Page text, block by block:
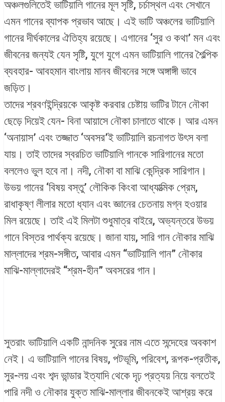
অঞ্চলগুলিতেই ভাটিয়ালি গানের মূল সৃষ্টি, চর্চাস্থল এবং সেখানে
এমন গানের ব্যাপক প্রভাব আছে। এই ভাটি অঞ্চলের ভাটিয়ালি
গানের দীর্ঘকালের ঐতিহ্য রয়েছে। এগানের ‘সুর ও কথা’ মন এবং
জীবনের জন্যই যেন সৃষ্টি, যুগে যুগে এমন ভাটিয়ালি গানের শৈল্পিক
ব্যবহার- আবহমান বাংলায় মানব জীবনের সঙ্গে অঙ্গাঙ্গী ভাবে
জড়িত।
তাদের শ্রবণইন্দ্রিয়কে আকৃষ্ট করবার চেষ্টায় ভাটির টানে নৌকা
ছেড়ে দিয়েই যেন- বিনা আয়াসে নৌকা চালাতে থাকে। আর এমন
‘অনায়াস’ এবং তজ্জাত ‘অবসর’ই ভাটিয়ালি রচনাগত উৎস বলা
যায়। তাই তাদের স্বরচিত ভাটিয়ালি গানকে সারিগানের মতো
বললেও ভুল হবে না। নদী, নৌকা বা মাঝি কেন্দ্রিক সারিগান।
উভয় গানের ‘বিষয় বস্তু’ লৌকিক কিংবা আধ্যাত্মিক প্রেম,
রাধাকৃষ্ণ লীলার মতো ধ্যান এবং জ্ঞানের চেতনায় মগ্ন হওয়ার
মিল রয়েছে। তাই এই মিলটা শুধুমাত্র বাইরে, অভ্যন্তরে উভয়
গানে বিস্তর পার্থক্য রয়েছে। জানা যায়, সারি গান নৌকার মাঝি
মাল্লাদের শ্রম-সঙ্গীত, আবার এমন “ভাটিয়ালি গান” নৌকার
মাঝি-মাল্লাদেরই “শ্রম-হীন” অবসরের গান।
সুতরাং ভাটিয়ালি একটি নান্দনিক সুরের নাম এতে সন্দেহের অবকাশ
নেই। এ ভাটিয়ালি গানের বিষয়, পটভূমি, পরিবেশ, রূপক-প্রতীক,
সুর-লয় এবং শব্দ ভান্ডার ইত্যাদি থেকে দৃঢ় প্রত্যয় নিয়ে বলতেই
পারি নদী ও নৌকার যুক্ত মাঝি-মাল্লার জীবনকেই আশ্রয় করে